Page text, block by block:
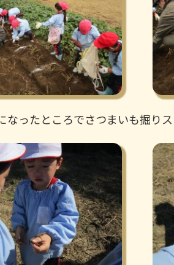
なったところでさつまいも掘り